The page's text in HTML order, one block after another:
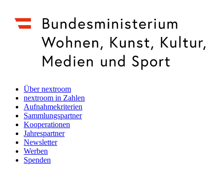
Über nextroom
nextroom in Zahlen
Aufnahmekriterien
Sammlungspartner
Kooperationen
Jahrespartner
Newsletter
Werben
Spenden